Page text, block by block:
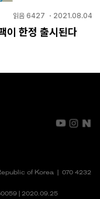
읽음 6427 ・ 2021.08.04
이 한정 출시된다
of Korea | 070 4232
| 2020.09.25